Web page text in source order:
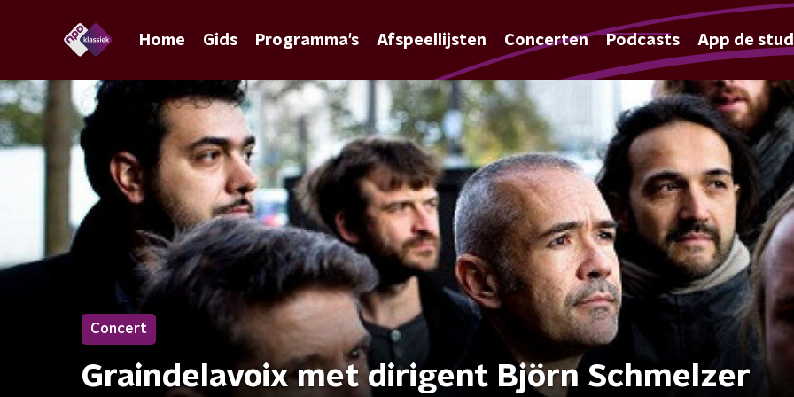
Home Gids Programma's Afspeellijsten Concerten Podcasts App de
Concert
Graindelavoix met dirigent Björn Schmelzer